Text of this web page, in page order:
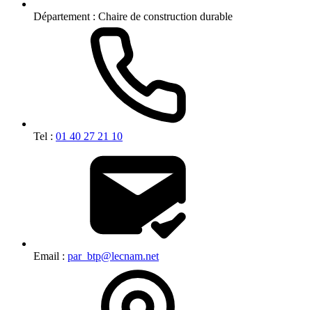
Département : Chaire de construction durable
Tel : 01 40 27 21 10
Email : par_btp@lecnam.net